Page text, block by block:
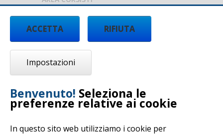
RIFIUTA
ACCETTA
Impostazioni
Benvenuto! Seleziona le
preferenze relative ai cookie
In questo sito web utilizziamo i cookie per
Fruizione Corsi
Formazione completata
Video Tutorial